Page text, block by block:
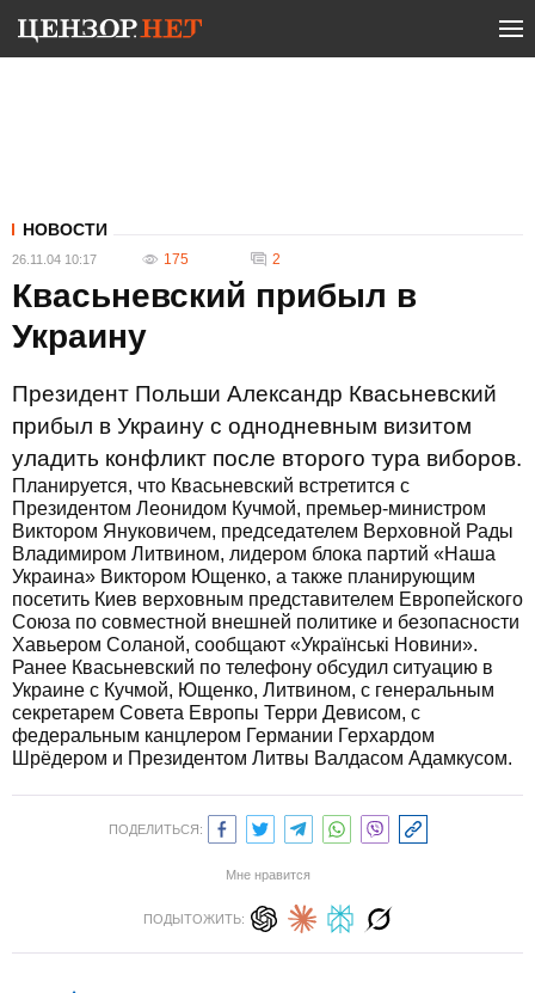
НОВОСТИ
26.11.04 10:17 175 2
Квасьневский прибыл в
Украину
Президент Польши Александр Квасьневский
прибыл в Украину с однодневным визитом
уладить конфликт после второго тура виборов.
Планируется, что Квасьневский встретится с
Президентом Леонидом Кучмой, премьер-министром
Виктором Януковичем, председателем Верховной Рады
Владимиром Литвином, лидером блока партий «Наша
Украина» Виктором Ющенко, а также планирующим
посетить Киев верховным представителем Европейского
Союза по совместной внешней политике и безопасности
Хавьером Соланой, сообщают «Українські Новини».
Ранее Квасьневский по телефону обсудил ситуацию в
Украине с Кучмой, Ющенко, Литвином, с генеральным
секретарем Совета Европы Терри Девисом, с
федеральным канцлером Германии Герхардом
Шрёдером и Президентом Литвы Валдасом Адамкусом.
ПОДЕЛИТЬСЯ:
Мне нравится
ПОДЫТОЖИТЬ: